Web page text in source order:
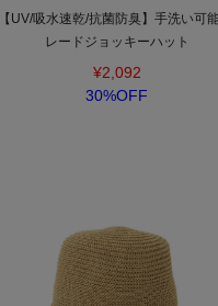
【UV/吸水速乾/抗菌防臭】手洗い可
レードジョッキーハット
¥2,092
30%OFF